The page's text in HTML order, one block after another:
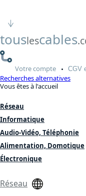
touslescables
Votrecompte CGV
Recherches alternatives
Vous êtes à l'accueil
Réseau
Informatique
Audio-Vidéo, Téléphonie
Alimentation, Domotique
Électronique
Réseau